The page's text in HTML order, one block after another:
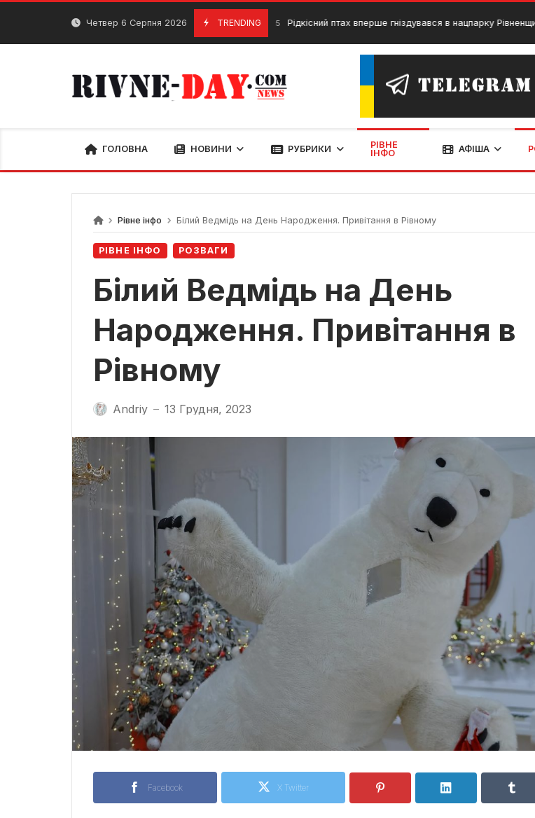
Skip
Четвер 6 Серпня 2026 TRENDING
3 Травня, 2025 Рідкісний птах вперше гніздувався в нацпарку Рівненщини
ГОЛОВНА НОВИНИ РУБРИКИ
РІВНЕ
ІНФО
АФІША
Рівне інфо Білий Ведмідь на День Народження. Привітання в Рівному
РІВНЕ ІНФО РОЗВАГИ
Білий Ведмідь на День
Народження. Привітання в
Рівному
Andriy — 13 Грудня, 2023
Facebook X Twitter